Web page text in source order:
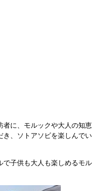
者に、モルックや大人の知恵
き、ソトアソビを楽しんでい
で子供も大人も楽しめるモル